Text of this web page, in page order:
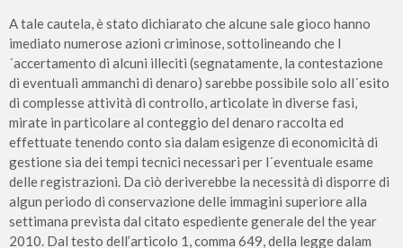
A tale cautela, è stato dichiarato che alcune sale gioco hanno
imediato numerose azioni criminose, sottolineando che l
´accertamento di alcuni illeciti (segnatamente, la contestazione
di eventuali ammanchi di denaro) sarebbe possibile solo all´esito
di complesse attività di controllo, articolate in diverse fasi,
mirate in particolare al conteggio del denaro raccolta ed
effettuate tenendo conto sia dalam esigenze di economicità di
gestione sia dei tempi tecnici necessari per l´eventuale esame
delle registrazioni. Da ciò deriverebbe la necessità di disporre di
algun periodo di conservazione delle immagini superiore alla
settimana prevista dal citato espediente generale del the year
2010. Dal testo dell’articolo 1, comma 649, della legge dalam